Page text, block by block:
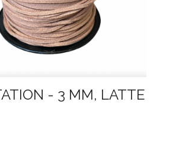
- 3 MM, LATTE